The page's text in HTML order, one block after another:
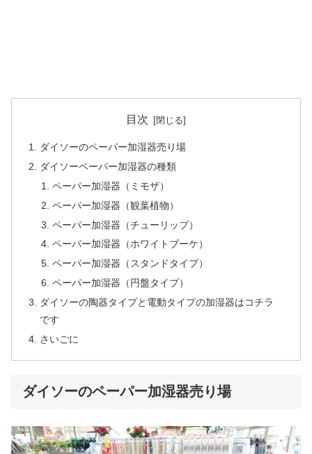
目次
ダイソーのペーパー加湿器売り場
ダイソーペーパー加湿器の種類
ペーパー加湿器（ミモザ）
ペーパー加湿器（観葉植物）
ペーパー加湿器（チューリップ）
ペーパー加湿器（ホワイトブーケ）
ペーパー加湿器（スタンドタイプ）
ペーパー加湿器（円盤タイプ）
ダイソーの陶器タイプと電動タイプの加湿器はコチラ
です
さいごに
ダイソーのペーパー加湿器売り場